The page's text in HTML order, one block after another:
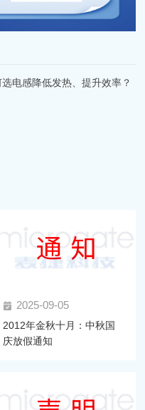
电感降低发热、提升效率？
2025-09-05
2012年金秋十月：中秋国
庆放假通知